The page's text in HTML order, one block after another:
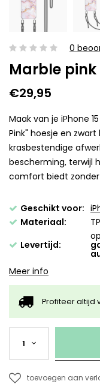
0
Marble pink
€29,95
Maak van je iPhone
Pink" hoesje en
krasbestendige
bescherming, terwijl
comfort biedt zonder
Geschikt voor:
Materiaal:
Levertijd:
Meer info
Profiteer altijd
1
toevoegen aan